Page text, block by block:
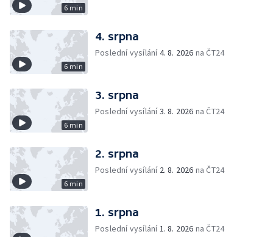
6 min
6 min
4. srpna
Poslední vysílání4. 8. 2026 na ČT24
6 min
3. srpna
Poslední vysílání3. 8. 2026 na ČT24
6 min
2. srpna
Poslední vysílání 2. 8. 2026 na ČT24
1. srpna
Poslední vysílání1. 8. 2026 na ČT24